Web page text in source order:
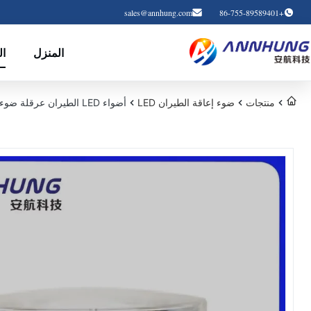
+86-755-89589401
sales@annhung.com
المنزل
منتجات ضوء إعاقة الطيران LED أضواء LED الطيران عرقلة ضوء ارتفاع المباني الطيران الطيران ICAO 20000cd LED L865 المدمج في الخلية الكهروضوئية